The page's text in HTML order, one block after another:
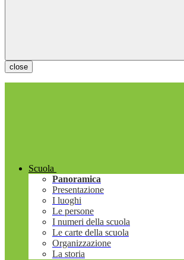
close
Scuola
Panoramica
Presentazione
I luoghi
Le persone
I numeri della scuola
Le carte della scuola
Organizzazione
La storia